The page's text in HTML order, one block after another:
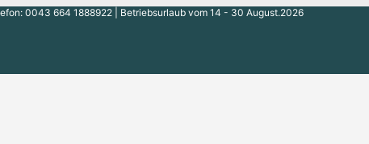
0043 664 1888922 | Betriebsurlaub vom 14 - 30 August.2026